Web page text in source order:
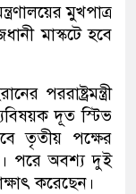
মুখপাত্র
মাস্কটে হবে
পররাষ্ট্রমন্ত্রী
দূত স্টিভ
তৃতীয় পক্ষের
পরে অবশ্য দুই
করেছেন।